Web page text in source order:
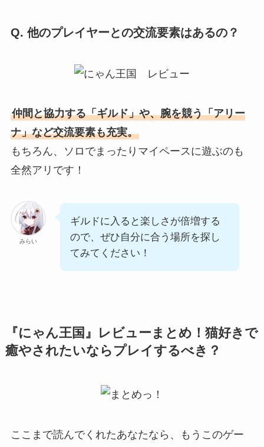
Q. 他のプレイヤーとの交流要素はあるの？
仲間と協力する「ギルド」や、腕を競う「アリー
ナ」など交流要素も充実。
もちろん、ソロでまったりマイペースに遊ぶのも
全然アリです！
みらい
ギルドに入ると楽しさが倍増する
ので、ぜひ自分に合う場所を探し
てみてください！
『にゃん王国』レビューまとめ！猫好きで
癒やされたいならプレイするべき？
ここまで読んでくれたあなたなら、もうこのゲー